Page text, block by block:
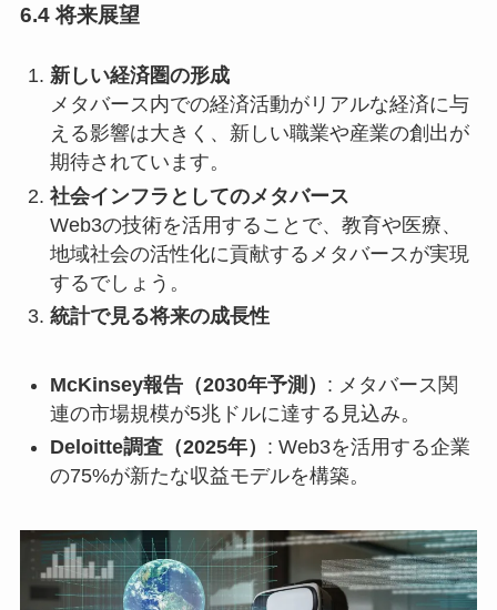
6.4 将来展望
新しい経済圏の形成
メタバース内での経済活動がリアルな経済に与
える影響は大きく、新しい職業や産業の創出が
期待されています。
社会インフラとしてのメタバース
Web3の技術を活用することで、教育や医療、
地域社会の活性化に貢献するメタバースが実現
するでしょう。
統計で見る将来の成長性
McKinsey報告（2030年予測） : メタバース関
連の市場規模が5兆ドルに達する見込み。
Deloitte調査（2025年） : Web3を活用する企業
の75%が新たな収益モデルを構築。